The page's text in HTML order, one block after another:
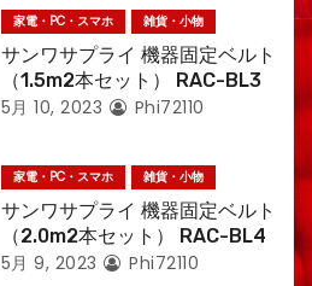
家電・PC・スマホ 雑貨・小物
サンワサプライ 機器固定ベルト
（1.5m2本セット） RAC-BL3
5月 10, 2023 Phi72110
家電・PC・スマホ 雑貨・小物
サンワサプライ 機器固定ベルト
（2.0m2本セット） RAC-BL4
5月 9, 2023 Phi72110